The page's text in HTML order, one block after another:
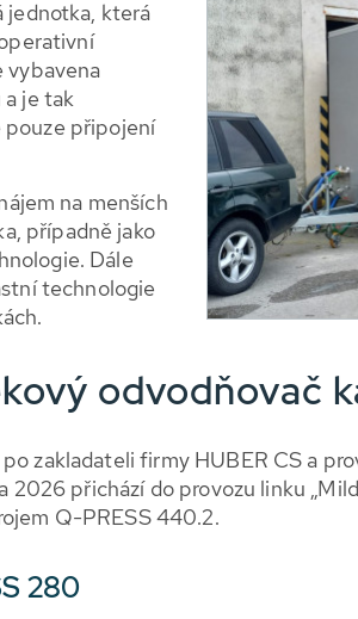
jednotka, která
vybavena
je tak
pouze připojení
na menších
případně jako
Dále
technologie
odvodňovač
zakladateli firmy HUBER CS a
přichází do provozu linku
Q-PRESS 440.2.
280